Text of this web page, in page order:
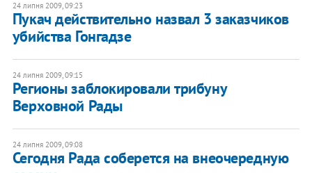
24 липня 2009, 09:23
Пукач действительно назвал 3 заказчиков
убийства Гонгадзе
24 липня 2009, 09:15
Регионы заблокировали трибуну
Верховной Рады
24 липня 2009, 09:08
Сегодня Рада соберется на внеочередную